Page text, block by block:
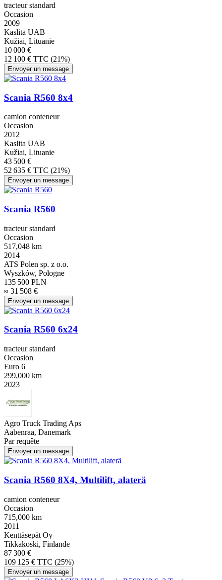
tracteur standard
Occasion
2009
Kaslita UAB
Kužiai, Lituanie
10 000 €
12 100 € TTC (21%)
Envoyer un message
Scania R560 8x4
camion conteneur
Occasion
2012
Kaslita UAB
Kužiai, Lituanie
43 500 €
52 635 € TTC (21%)
Envoyer un message
Scania R560
tracteur standard
Occasion
517,048 km
2014
ATS Polen sp. z o.o.
Wyszków, Pologne
135 500 PLN
≈ 31 508 €
Envoyer un message
Scania R560 6x24
tracteur standard
Occasion
Euro 6
299,000 km
2023
Agro Truck Trading Aps
Aabenraa, Danemark
Par requête
Envoyer un message
Scania R560 8X4, Multilift, alaterä
camion conteneur
Occasion
715,000 km
2011
Kenttäsepät Oy
Tikkakoski, Finlande
87 300 €
109 125 € TTC (25%)
Envoyer un message